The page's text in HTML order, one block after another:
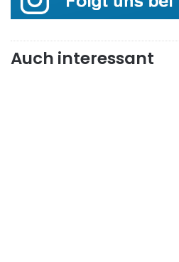
Auch interessant